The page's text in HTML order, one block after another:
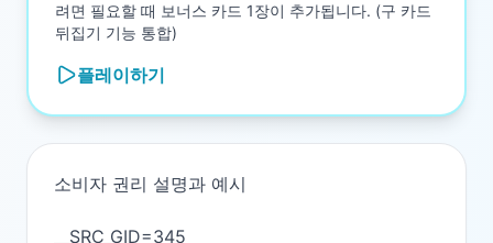
려면 필요할 때 보너스 카드 1장이 추가됩니다. (구 카드
뒤집기 기능 통합)
플레이하기
소비자 권리 설명과 예시